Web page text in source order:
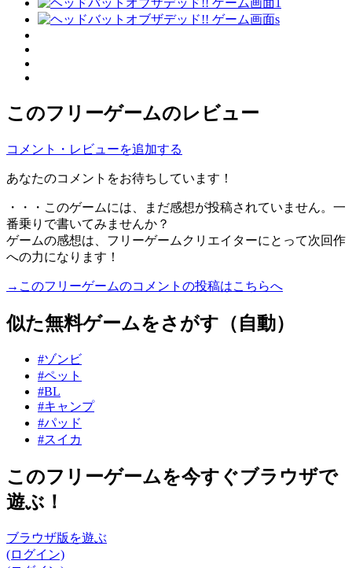
このフリーゲームのレビュー
コメント・レビューを追加する
あなたのコメントをお待ちしています！
・・・このゲームには、まだ感想が投稿されていません。一
番乗りで書いてみませんか？
ゲームの感想は、フリーゲームクリエイターにとって次回作
への力になります！
→このフリーゲームのコメントの投稿はこちらへ
似た無料ゲームをさがす（自動）
#ゾンビ
#ペット
#BL
#キャンプ
#パッド
#スイカ
このフリーゲームを今すぐブラウザで
遊ぶ！
ブラウザ版を遊ぶ
(ログイン)